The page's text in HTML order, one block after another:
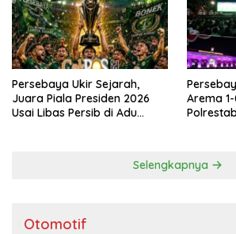
Persebaya Ukir Sejarah,
Juara Piala Presiden 2026
Usai Libas Persib di Adu
Arema
Selengkapnya
Otomotif